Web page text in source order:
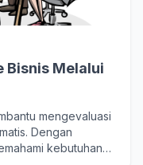
Bisnis Melalui
mengevaluasi
Dengan
kebutuhan